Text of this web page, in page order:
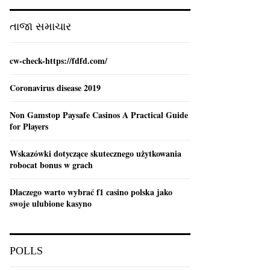
:
તાજા સમાચાર
cw-check-https://fdfd.com/
Coronavirus disease 2019
Non Gamstop Paysafe Casinos A Practical Guide
for Players
Wskazówki dotyczące skutecznego użytkowania
robocat bonus w grach
Dlaczego warto wybrać f1 casino polska jako
swoje ulubione kasyno
POLLS